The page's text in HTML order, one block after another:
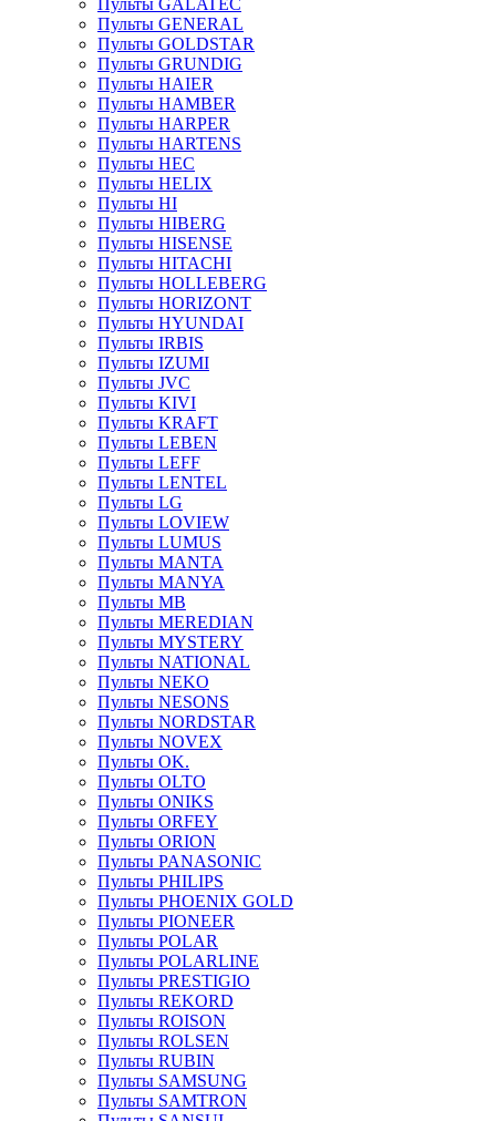
Пульты GALATEC
Пульты GENERAL
Пульты GOLDSTAR
Пульты GRUNDIG
Пульты HAIER
Пульты HAMBER
Пульты HARPER
Пульты HARTENS
Пульты HEC
Пульты HELIX
Пульты HI
Пульты HIBERG
Пульты HISENSE
Пульты HITACHI
Пульты HOLLEBERG
Пульты HORIZONT
Пульты HYUNDAI
Пульты IRBIS
Пульты IZUMI
Пульты JVC
Пульты KIVI
Пульты KRAFT
Пульты LEBEN
Пульты LEFF
Пульты LENTEL
Пульты LG
Пульты LOVIEW
Пульты LUMUS
Пульты MANTA
Пульты MANYA
Пульты MB
Пульты MEREDIAN
Пульты MYSTERY
Пульты NATIONAL
Пульты NEKO
Пульты NESONS
Пульты NORDSTAR
Пульты NOVEX
Пульты OK.
Пульты OLTO
Пульты ONIKS
Пульты ORFEY
Пульты ORION
Пульты PANASONIC
Пульты PHILIPS
Пульты PHOENIX GOLD
Пульты PIONEER
Пульты POLAR
Пульты POLARLINE
Пульты PRESTIGIO
Пульты REKORD
Пульты ROISON
Пульты ROLSEN
Пульты RUBIN
Пульты SAMSUNG
Пульты SAMTRON